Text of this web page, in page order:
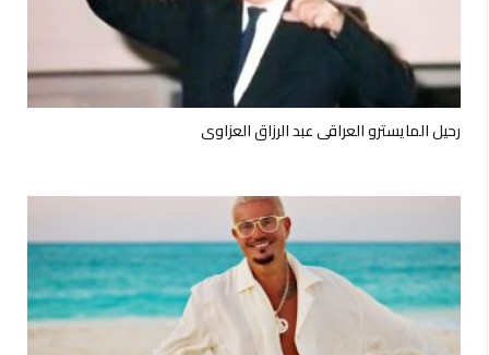
رحيل المايسترو العراقي عبد الرزاق العزاوي